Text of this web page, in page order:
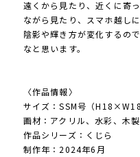
遠くから見たり、近くに寄
ながら見たり、スマホ越し
陰影や輝き方が変化するの
なと思います。
〈作品情報〉
サイズ：SSM号（
画材：アクリル、水彩、木
作品シリーズ：くじら
制作年：2024年6月